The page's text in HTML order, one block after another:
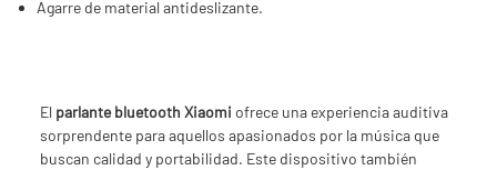
Agarre de material antideslizante.
El parlante bluetooth Xiaomi ofrece una experiencia auditiva
sorprendente para aquellos apasionados por la música que
buscan calidad y portabilidad. Este dispositivo también